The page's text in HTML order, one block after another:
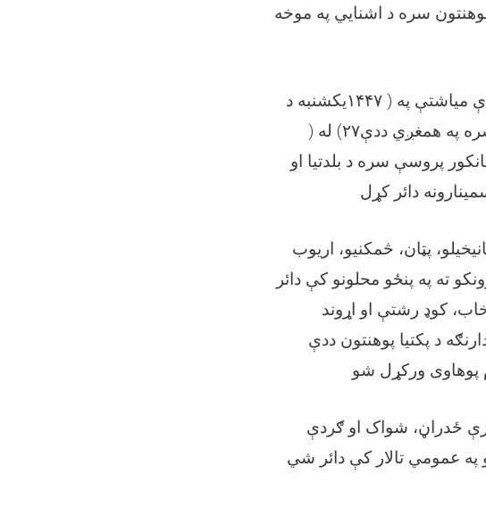
سره د اشنایي په موخه
یکشنبه د۱۴۴۷ میاشتې په (
له (
۲۷)په همغږي ددې
پروسې سره د بلدتیا او
دائر کړل
پټان، څمکنیو، اریوب
ته په پنځو محلونو کې دائر
کوډ رشتې او اړوند
د پکتیا پوهنتون ددې
پوهاوی ورکړل شو
ځدراڼ، شواک او ګردې
په عمومي تالار کې دائر شي